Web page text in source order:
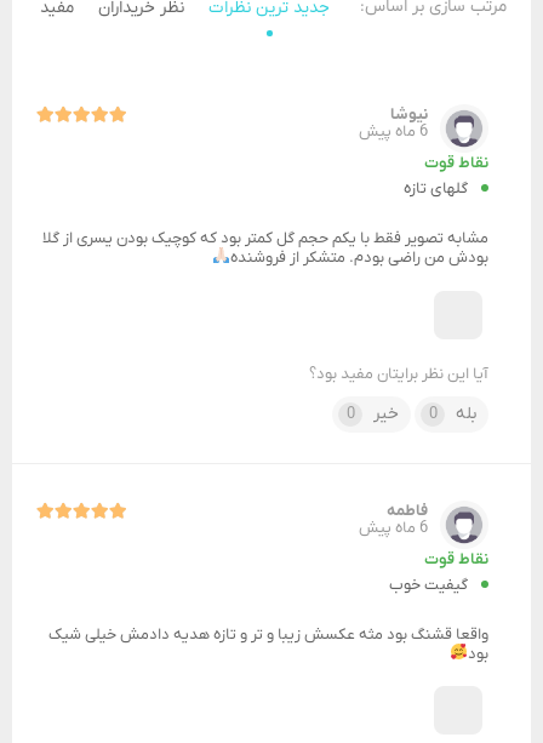
مرتب سازی بر اساس: جدید ترین نظرات نظر خریداران مفید
نیوشا
6 ماه پیش
نقاط قوت
گلهای تازه
مشابه تصویر فقط با یکم حجم گل کمتر بود که کوچیک بودن یسری از گلا
بودش من راضی بودم. متشکر از فروشنده
آیا این نظر برایتان مفید بود؟
بله 0 خیر 0
فاطمه
6 ماه پیش
نقاط قوت
گیفیت خوب
واقعا قشنگ بود مثه عکسش زیبا و تر و تازه هدیه دادمش خیلی شیک
بود